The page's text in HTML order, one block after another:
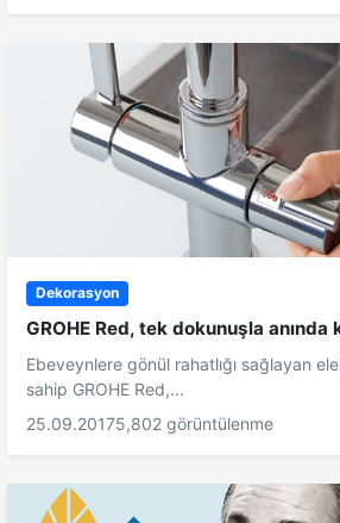
Dekorasyon
GROHE Red, tek dokunuşla anında
Ebeveynlere gönül rahatlığı sağlayan
sahip GROHE Red,...
25.09.20175,802 görüntülenme